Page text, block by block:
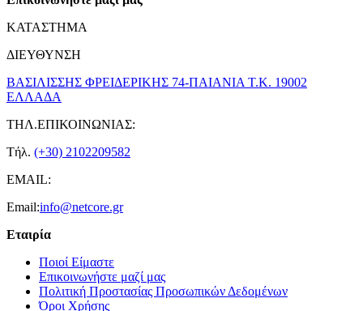
ΚΑΤΑΣΤΗΜΑ
ΔΙΕΥΘΥΝΣΗ
ΒΑΣΙΛΙΣΣΗΣ ΦΡΕΙΔΕΡΙΚΗΣ 74-ΠΑΙΑΝΙΑ Τ.Κ. 19002
ΕΛΛΑΔΑ
ΤΗΛ.ΕΠΙΚΟΙΝΩΝΙΑΣ:
Τήλ. (+30) 2102209582
EMAIL:
Email:info@netcore.gr
Εταιρία
Ποιοί Είμαστε
Επικοινωνήστε μαζί μας
Πολιτική Προστασίας Προσωπικών Δεδομένων
Όροι Χρήσης